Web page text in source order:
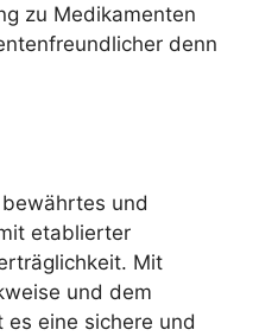
zu Medikamenten
denn
und
etablierter
Mit
und dem
eine sichere und